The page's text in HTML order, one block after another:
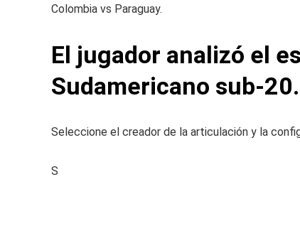
Colombia vs Paraguay.
El jugador analizó el
Sudamericano sub-20.
Seleccione el creador de la articulación y la
S